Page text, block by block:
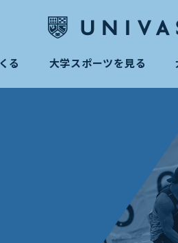
る 大学スポーツを見る